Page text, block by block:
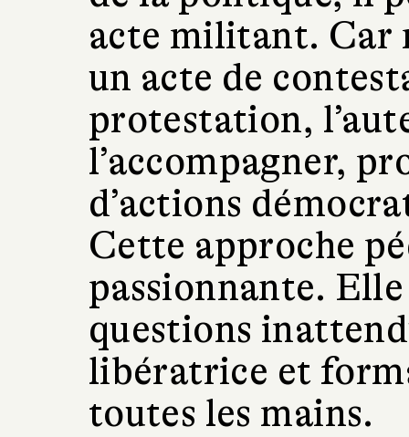
acte militant. Car
un acte de
protestation,
l’accompagner,
d’actions
Cette approche
passionnante.
questions
libératrice et
toutes les mains.